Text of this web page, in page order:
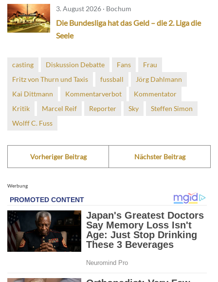
3. August 2026 · Bochum
Die Bundesliga hat das Geld – die 2. Liga die
Seele
casting Diskussion Debatte Fans
Frau
Fritz von Thurn und Taxis
fussball
Jörg Dahlmann
Kai Dittmann
Kommentarverbot
Kommentator
Kritik
Marcel Reif Reporter Sky
Steffen Simon
Wolff C. Fuss
Vorheriger Beitrag Nächster Beitrag
Werbung